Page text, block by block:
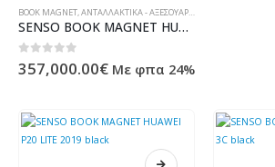
BOOK MAGNET,ΑΝΤΑΛΛΑΚΤΙΚΆ - ΑΞΕΣΟΥΆΡ ΥΠΟΛΟΓΙΣΤΏΝ - ΗΛΕΚΤΡΟΝΙΚΆ
SENSO BOOK MAGNET HUAWEI P20 LITE 2019 blue
0out of 5
357,000.00€ Με φπα 24%